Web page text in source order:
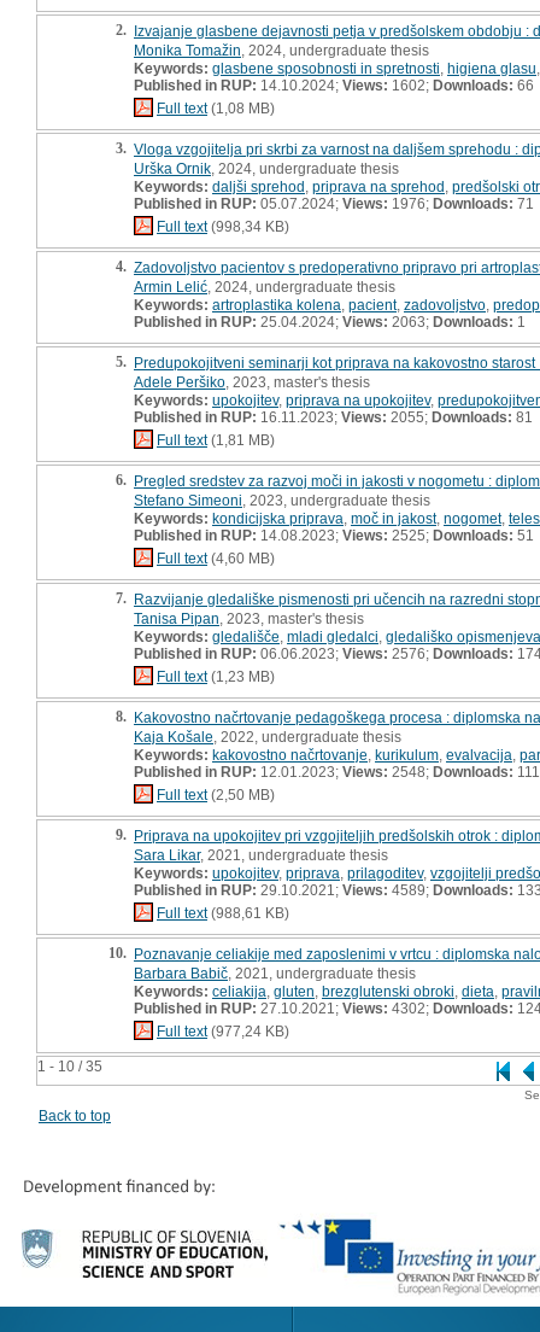
1 - 10 / 35
2. Izvajanje glasbene dejavnosti petja v predšolskem obdobju :
Monika Tomažin , 2024, undergraduate thesis
Keywords: glasbene sposobnosti in spretnosti higiena glasu
Published in RUP: 14.10.2024; Views: 1602; Downloads: 66
Full text(1,08 MB)
3. Vloga vzgojitelja pri skrbi za varnost na daljšem sprehodu :
Urška Ornik , 2024, undergraduate thesis
Keywords: daljši sprehod priprava na sprehod predšolski
Published in RUP: 05.07.2024; Views: 1976; Downloads: 71
Full text(998,34 KB)
4. Zadovoljstvo pacientov s predoperativno pripravo pri
Armin Lelić , 2024, undergraduate thesis
Keywords: artroplastika kolena pacient, zadovoljstvo
Published in RUP: 25.04.2024; Views: 2063; Downloads: 1
5. Predupokojitveni seminarji kot priprava na kakovostno starost
Adele Peršiko , 2023, master's thesis
Keywords: upokojitev, priprava na upokojitev,
Published in RUP: 16.11.2023; Views: 2055; Downloads: 81
Full text(1,81 MB)
6. Pregled sredstev za razvoj moči in jakosti v nogometu :
Stefano Simeoni , 2023, undergraduate thesis
Keywords: kondicijska priprava moč in jakost, nogomet,
Published in RUP: 14.08.2023; Views: 2525; Downloads: 51
Full text(4,60 MB)
7. Razvijanje gledališke pismenosti pri učencih na razredni
Tanisa Pipan , 2023, master's thesis
Keywords: gledališče mladi gledalci gledališko
Published in RUP: 06.06.2023; Views: 2576; Downloads:
Full text(1,23 MB)
8. Kakovostno načrtovanje pedagoškega procesa : diplomska
Kaja Košale , 2022, undergraduate thesis
Keywords: kakovostno načrtovanje kurikulum evalvacija
Published in RUP: 12.01.2023; Views: 2548; Downloads: 111
Full text(2,50 MB)
9. Priprava na upokojitev pri vzgojiteljih predšolskih otrok :
Sara Likar, 2021, undergraduate thesis
Keywords: upokojitev, priprava prilagoditev, vzgojitelji
Published in RUP: 29.10.2021; Views: 4589; Downloads:
Full text(988,61 KB)
10. Poznavanje celiakije med zaposlenimi v vrtcu : diplomska
Barbara Babič , 2021, undergraduate thesis
Keywords: celiakija gluten brezglutenski obroki dieta
Published in RUP: 27.10.2021; Views: 4302; Downloads:
Full text(977,24 KB)
Back to top